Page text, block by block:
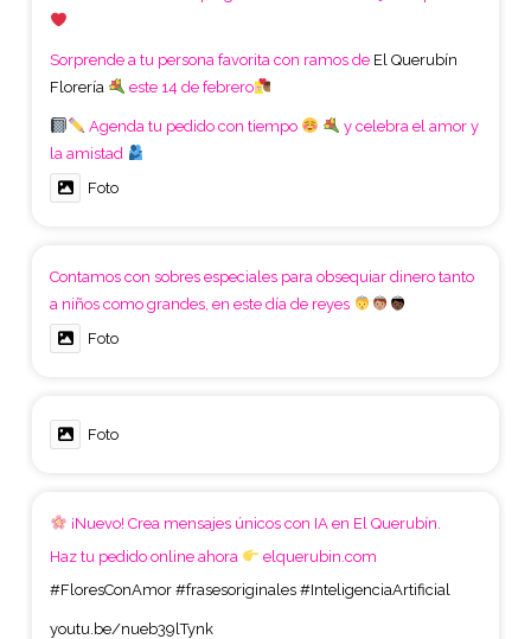
Sorprende a tu persona favorita con ramos de El Querubín
Florería
este 14 de febrero
Agenda tu pedido con tiempo
y celebra el amor y
la amistad
Foto
Contamos con sobres especiales para obsequiar dinero tanto
a niños como grandes, en este día de reyes
Foto
Foto
¡Nuevo! Crea mensajes únicos con IA en El Querubín.
Haz tu pedido online ahora
elquerubin.com
#FloresConAmor #frasesoriginales #InteligenciaArtificial
youtu.be/nueb39lTynk